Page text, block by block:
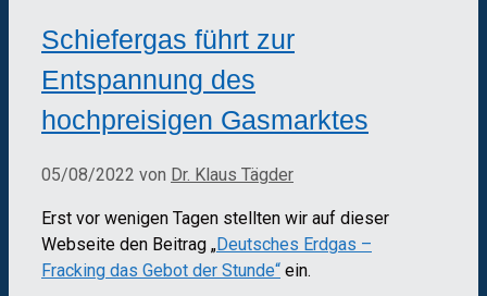
Schiefergas führt zur
Entspannung des
hochpreisigen Gasmarktes
05/08/2022 von Dr. Klaus Tägder
Erst vor wenigen Tagen stellten wir auf dieser
Webseite den Beitrag „Deutsches Erdgas –
Fracking das Gebot der Stunde“ ein.